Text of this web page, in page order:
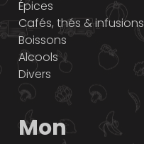
Épices
Cafés, thés & infusions
Boissons
Alcools
Divers
Mon